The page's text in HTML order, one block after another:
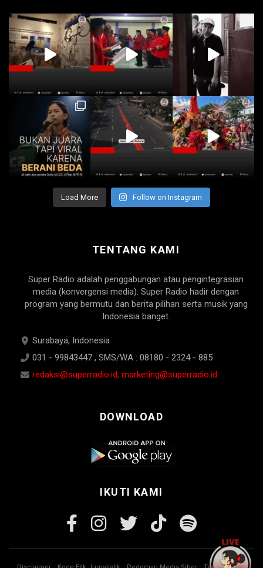
Load More Follow on Instagram
TENTANG KAMI
Super Radio adalah penggabungan atau pengintegrasian
media (konvergensi media). Super Radio hadir dengan
program yang bermutu dan berita pilihan serta musik yang
Indonesia banget.
Surabaya, Indonesia
031 - 99843447 , SMS/WA : 08180 - 2324 - 885
redaksi@superradio.id, marketing@superradio.id
DOWNLOAD
IKUTI KAMI